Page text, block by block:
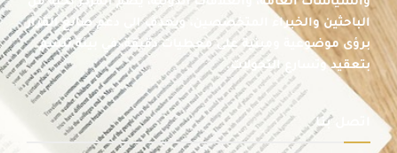
الباحثين والخبراء المتخصصين، ويهدف إلى دعم صانع القرار
برؤى موضوعية ومبنية على معطيات دقيقة، في بيئة تتسم
بتعقيد وتسارع التحولات.
اتصل بنا